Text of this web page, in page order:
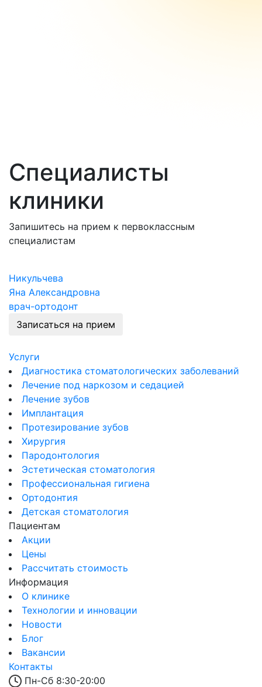
Специалисты
клиники
Запишитесь на прием к первоклассным
специалистам
Никульчева
Яна Александровна
врач-ортодонт
Записаться на прием
Услуги
Диагностика стоматологических заболеваний
Лечение под наркозом и седацией
Лечение зубов
Имплантация
Протезирование зубов
Хирургия
Пародонтология
Эстетическая стоматология
Профессиональная гигиена
Ортодонтия
Детская стоматология
Пациентам
Акции
Цены
Рассчитать стоимость
Информация
О клинике
Технологии и инновации
Новости
Блог
Вакансии
Контакты
Пн-Сб 8:30-20:00